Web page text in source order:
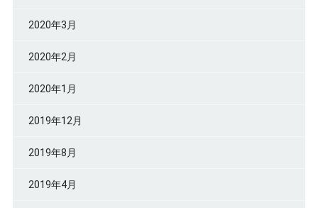
2020年3月
2020年2月
2020年1月
2019年12月
2019年8月
2019年4月